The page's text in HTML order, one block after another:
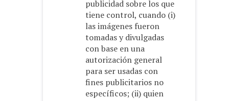
publicidad sobre los que
tiene control, cuando (i)
las imágenes fueron
tomadas y divulgadas
con base en una
autorización general
para ser usadas con
fines publicitarios no
específicos; (ii) quien